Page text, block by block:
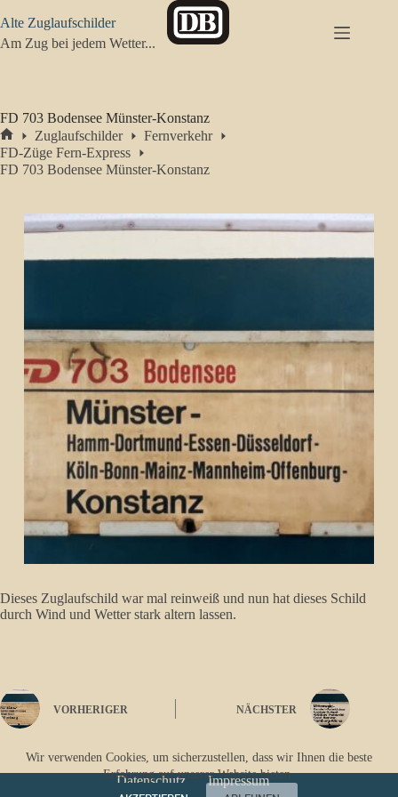
Inhalt
springen
Wir verwenden Cookies, um sicherzustellen, dass wir Ihnen die beste
Erfahrung auf unserer Website bieten.
Alte Zuglaufschilder
Am Zug bei jedem Wetter...
FD 703 Bodensee Münster-Konstanz
Start
Zuglaufschilder
Fernverkehr
FD-Züge Fern-Express
FD 703 Bodensee Münster-Konstanz
Dieses Zuglaufschild war mal reinweiß und nun hat dieses Schild
durch Wind und Wetter stark altern lassen.
VORHERIGER NÄCHSTER
Datenschutz Impressum